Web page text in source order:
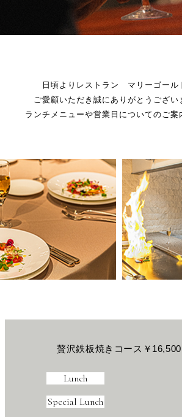
日頃よりレストラン マリーゴール
ご愛顧いただき誠にありがとうござい
ランチメニューや営業日についてのご案
贅沢鉄板焼きコース￥16,500
Lunch
Special Lunch